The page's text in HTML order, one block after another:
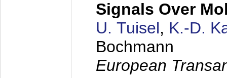
Signals Over
U. Tuisel, K.-D.
Bochmann
European